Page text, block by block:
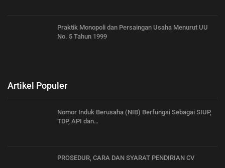
Praktik Monopoli dan Persaingan Usaha Menurut UU
No. 5 Tahun 1999
Artikel Populer
Nomor Induk Berusaha (NIB) Berfungsi Sebagai SIUP,
TDP, API dan…
PROSEDUR, CARA DAN SYARAT PENDIRIAN CV